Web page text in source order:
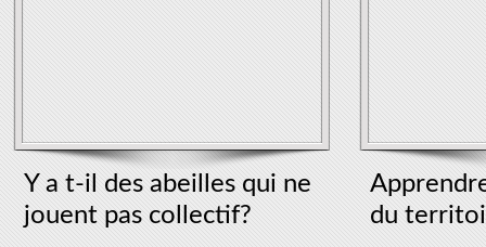
Y a t-il des abeilles qui ne
jouent pas collectif?
du